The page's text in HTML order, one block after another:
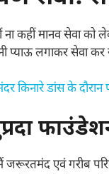
कहीं मानव सेवा को
प्याऊ लगाकर सेवा कर
किनारे डांस के दौरान
एवं गरीब